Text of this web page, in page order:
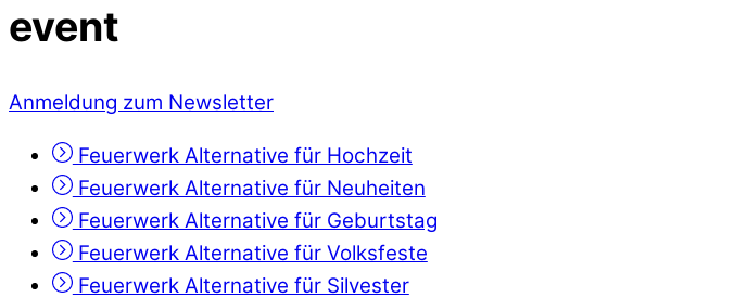
event
Anmeldung zum Newsletter
Feuerwerk Alternative für Hochzeit
Feuerwerk Alternative für Neuheiten
Feuerwerk Alternative für Geburtstag
Feuerwerk Alternative für Volksfeste
Feuerwerk Alternative für Silvester